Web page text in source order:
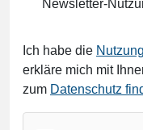
Newsletter-
Ich habe die
erkläre mich mit
zum Datenschutz